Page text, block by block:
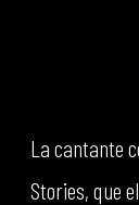
La cantante
Stories, que